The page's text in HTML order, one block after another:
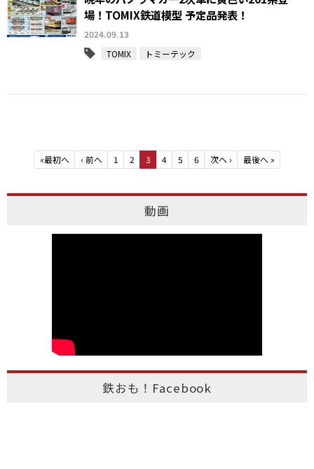
場！TOMIX鉄道模型 予定品発表！
2024.09.13
TOMIX
トミーテック
«最初へ ‹ 前へ 1 2 3 4 5 6 次へ › 最後へ »
動画
鉄おも！Facebook